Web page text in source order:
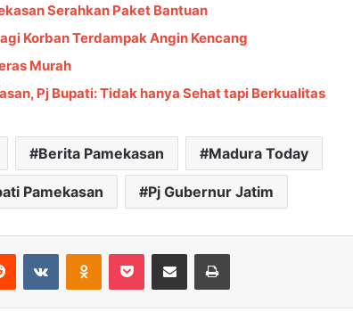
Serahkan Paket Bantuan
Korban Terdampak Angin Kencang
Murah
Pj Bupati: Tidak hanya Sehat tapi Berkualitas
Berita Pamekasan Madura Today
Pamekasan Pj Gubernur Jatim